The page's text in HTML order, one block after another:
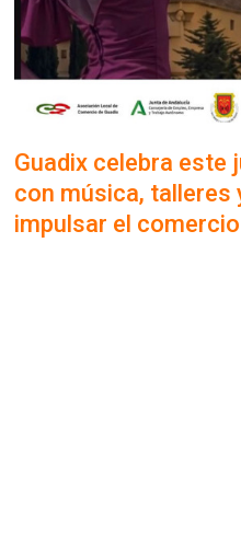
Guadix celebra este
con música, talleres
impulsar el comercio